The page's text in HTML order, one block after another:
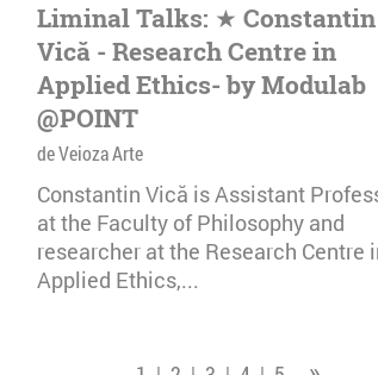
Liminal Talks: ★ Constantin
Vică - Research Centre in
Applied Ethics- by Modulab
@POINT
de Veioza Arte
Constantin Vică is Assistant
at the Faculty of Philosophy and
researcher at the Research Centre
Applied Ethics,...